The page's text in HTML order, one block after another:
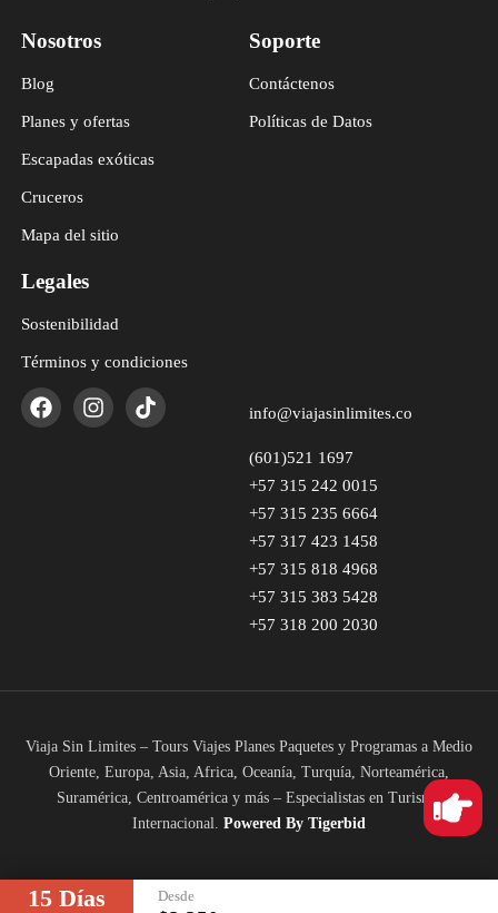
15 Días Desde
Nosotros
Blog
Planes y ofertas
Escapadas exóticas
Cruceros
Mapa del sitio
Soporte
Contáctenos
Políticas de Datos
Legales
Sostenibilidad
Términos y condiciones
info@viajasinlimites.co
(601)521 1697
+57 315 242 0015
+57 315 235 6664
+57 317 423 1458
+57 315 818 4968
+57 315 383 5428
+57 318 200 2030
Viaja Sin Limites – Tours Viajes Planes Paquetes y Programas a Medio
Oriente, Europa, Asia, Africa, Oceanía, Turquía, Norteamérica,
Suramérica, Centroamérica y más – Especialistas en Turismo
Internacional. Powered By Tigerbid